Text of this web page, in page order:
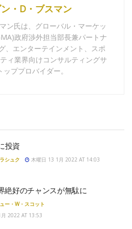
・D・ブスマン
ン氏は、グローバル・マーケッ
政府渉外担当部長兼パートナ
、エンターテインメント、スポ
ィ業界向けコンサルティングサ
ププロバイダー。
投資
シュク 木曜日 13 1月 2022 AT 14:03
絶好のチャンスが無駄に
ー・W・スコット
2022 AT 13:53